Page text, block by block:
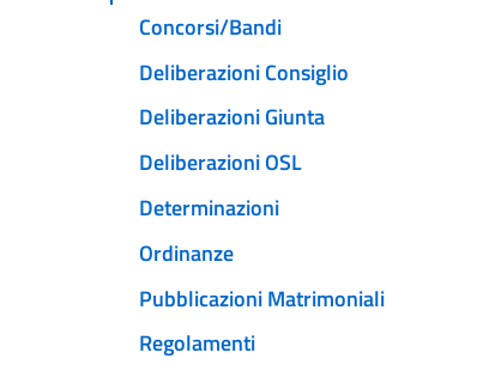
Concorsi/Bandi
Deliberazioni Consiglio
Deliberazioni Giunta
Deliberazioni OSL
Determinazioni
Ordinanze
Pubblicazioni Matrimoniali
Regolamenti